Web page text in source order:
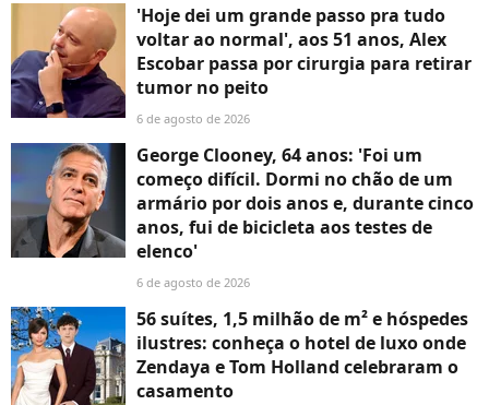
'Hoje dei um grande passo pra tudo
voltar ao normal', aos 51 anos, Alex
Escobar passa por cirurgia para retirar
tumor no peito
6 de agosto de 2026
George Clooney, 64 anos: 'Foi um
começo difícil. Dormi no chão de um
armário por dois anos e, durante cinco
anos, fui de bicicleta aos testes de
elenco'
6 de agosto de 2026
56 suítes, 1,5 milhão de m² e hóspedes
ilustres: conheça o hotel de luxo onde
Zendaya e Tom Holland celebraram o
casamento